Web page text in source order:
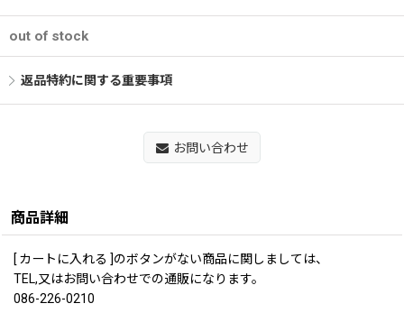
out of stock
返品特約に関する重要事項
お問い合わせ
商品詳細
[ カートに入れる ]のボタンがない商品に関しましては、
TEL,又はお問い合わせでの通販になります。
086-226-0210